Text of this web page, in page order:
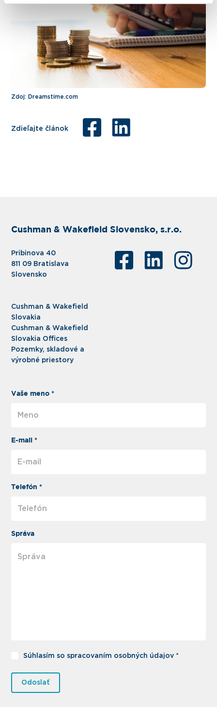
Zdoj: Dreamstime.com
Zdieľajte článok
Cushman & Wakefield Slovensko, s.r.o.
Pribinova 40
811 09 Bratislava
Slovensko
Cushman & Wakefield
Slovakia
Cushman & Wakefield
Slovakia Offices
Pozemky, skladové a
výrobné priestory
Vaše meno *
E-mail *
Telefón *
Správa
Súhlasím so spracovaním osobných údajov *
Odoslať